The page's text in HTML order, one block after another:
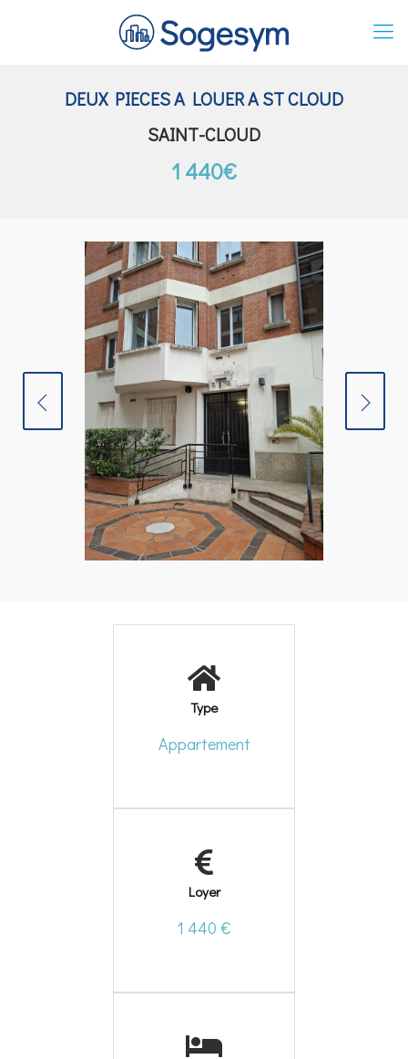
DEUX PIECES A LOUER A ST CLOUD
SAINT-CLOUD
1 440€
Type
Appartement
Loyer
1 440 €